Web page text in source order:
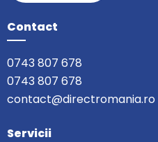
Contact
0743 807 678
0743 807 678
contact@directromania.ro
Servicii